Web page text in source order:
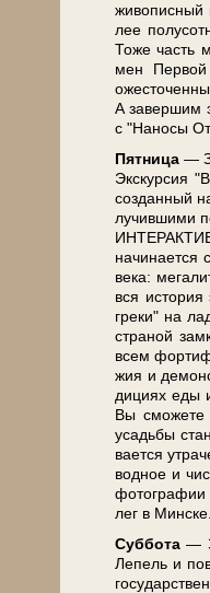
лее
Тоже часть
мен
А завершим
с "На­но­сы
Пят­ни­ца —
Экс­кур­сия
созданный
лу­чив­ши­ми
на­чи­на­ет­ся
ве­ка:
вся
греки" на
стра­ной
всем
жия и
ди­ци­ях еды
Вы смо­же­те
усадь­бы
ва­ет­ся
вод­ное и
фо­то­гра­фии
лег в Мин­ске.
Суб­бо­та —
Ле­пель и